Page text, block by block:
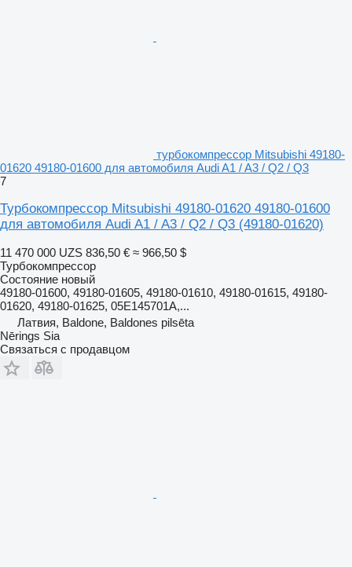
турбокомпрессор Mitsubishi 49180-
01620 49180-01600 для автомобиля Audi A1 / A3 / Q2 / Q3
7
Турбокомпрессор Mitsubishi 49180-01620 49180-01600
для автомобиля Audi A1 / A3 / Q2 / Q3 (49180-01620)
11 470 000 UZS 836,50 € ≈ 966,50 $
Турбокомпрессор
Состояние новый
49180-01600, 49180-01605, 49180-01610, 49180-01615, 49180-
01620, 49180-01625, 05E145701A,...
Латвия, Baldone, Baldones pilsēta
Nērings Sia
Связаться с продавцом